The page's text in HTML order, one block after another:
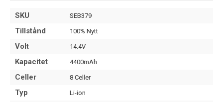
SKU SEB379
Tillstånd 100% Nytt
Volt 14.4V
Kapacitet 4400mAh
Celler 8 Celler
Typ Li-ion